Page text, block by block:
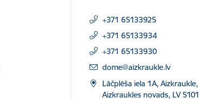
+371 65133925
+371 65133934
+371 65133930
E-pasts:
dome@aizkraukle.lv
Lāčplēša iela 1A, Aizkraukle,
Aizkraukles novads, LV 5101